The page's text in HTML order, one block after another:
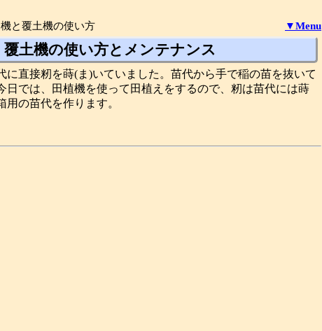
と覆土機の使い方 ▼Menu
覆土機の使い方とメンテナンス
に直接籾を蒔(ま)いていました。苗代から手で稲の苗を抜いて
日では、田植機を使って田植えをするので、籾は苗代には蒔
の苗代を作ります。